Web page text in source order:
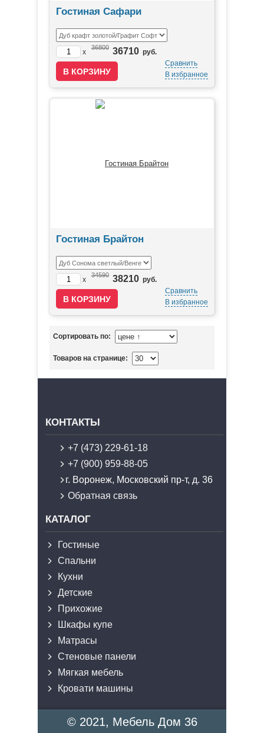
Гостиная Сафари
x
36800 36710 руб.
Сравнить
В избранное
Гостиная Брайтон
x
34590 38210 руб.
Сравнить
В избранное
Сортировать по:
Товаров на странице:
КОНТАКТЫ
+7 (473) 229-61-18
+7 (900) 959-88-05
г. Воронеж, Московский пр-т, д. 36
Обратная связь
КАТАЛОГ
Гостиные
Спальни
Кухни
Детские
Прихожие
Шкафы купе
Матрасы
Стеновые панели
Мягкая мебель
Кровати машины
© 2021, Мебель Дом 36